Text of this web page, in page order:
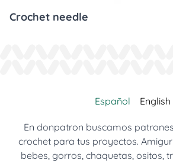
Crochet needle
Español English
En donpatron buscamos
crochet para tus proyectos.
bebes, gorros, chaquetas, ositos,